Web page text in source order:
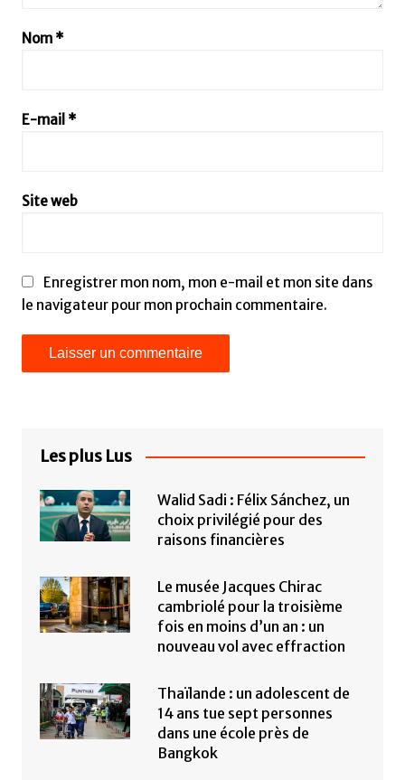
Nom *
E-mail *
Site web
Enregistrer mon nom, mon e-mail et mon site dans
le navigateur pour mon prochain commentaire.
Les plus Lus
Walid Sadi : Félix Sánchez, un
choix privilégié pour des
raisons financières
Le musée Jacques Chirac
cambriolé pour la troisième
fois en moins d’un an : un
nouveau vol avec effraction
Thaïlande : un adolescent de
14 ans tue sept personnes
dans une école près de
Bangkok